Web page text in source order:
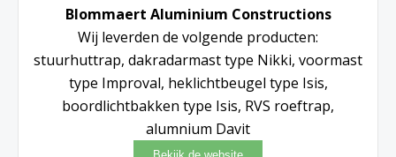
Blommaert Aluminium Constructions
Wij leverden de volgende producten:
stuurhuttrap, dakradarmast type Nikki, voormast
type Improval, heklichtbeugel type Isis,
boordlichtbakken type Isis, RVS roeftrap,
alumnium Davit